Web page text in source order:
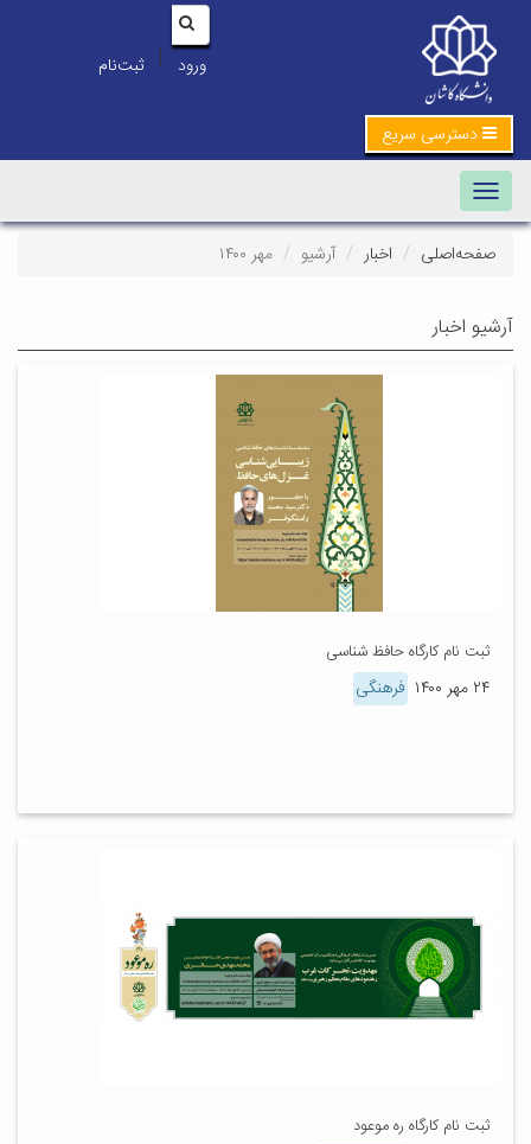
ورود | ثبت‌نام
دسترسی سریع
Toggle navigation
صفحه‌اصلی اخبار آرشیو مهر ۱۴۰۰
آرشیو اخبار
ثبت نام کارگاه حافظ شناسی
۲۴ مهر ۱۴۰۰ فرهنگی
ثبت نام کارگاه ره موعود